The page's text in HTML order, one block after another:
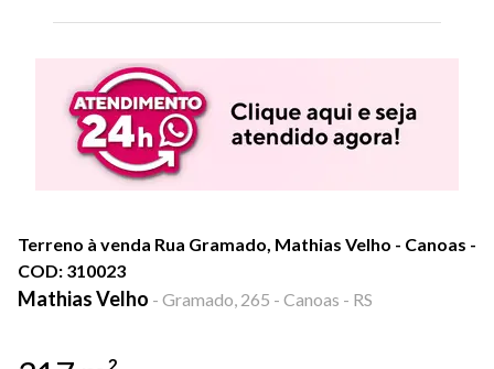
Terreno à venda Rua Gramado, Mathias Velho - Canoas -
COD: 310023
Mathias Velho - Gramado, 265 - Canoas - RS